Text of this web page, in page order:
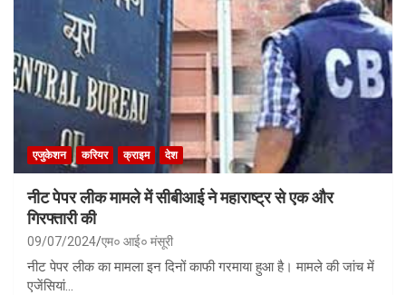
एजुकेशन करियर क्राइम देश
नीट पेपर लीक मामले में सीबीआई ने महाराष्ट्र से एक और
गिरफ्तारी की
09/07/2024 एम० आई० मंसूरी
नीट पेपर लीक का मामला इन दिनों काफी गरमाया हुआ है। मामले की जांच में
एजेंसियां…